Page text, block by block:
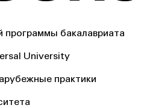
программы бакалавриата
University
практики